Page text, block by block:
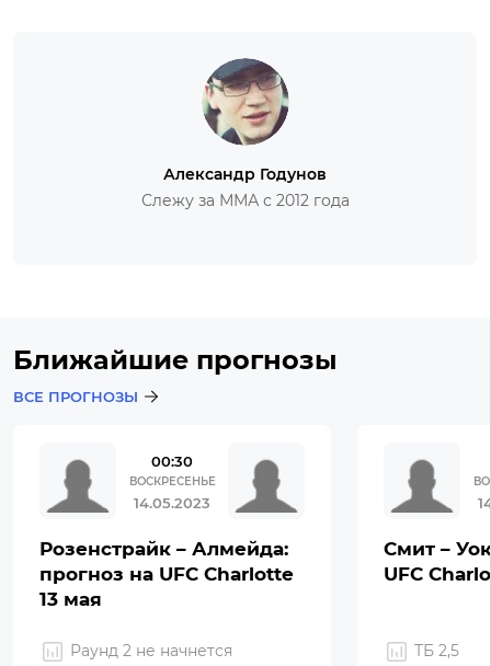
Александр Годунов
Слежу за ММА с 2012 года
Ближайшие прогнозы
ВСЕ ПРОГНОЗЫ
00:30
ВОСКРЕСЕНЬЕ
14.05.2023
Розенстрайк – Алмейда:
прогноз на UFC Charlotte
13 мая
Раунд 2 не начнется
Смит –
UFC
ТБ 2,5